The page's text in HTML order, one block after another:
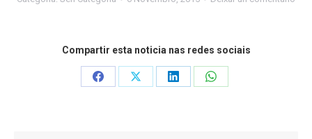
Compartir esta noticia nas redes sociais
Share
Share
Share
Share